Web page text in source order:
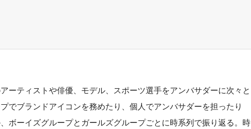
ティストや俳優、モデル、スポーツ選手をアンバサダーに次々と
でブランドアイコンを務めたり、個人でアンバサダーを担ったり
ボーイズグループとガールズグループごとに時系列で振り返る。時